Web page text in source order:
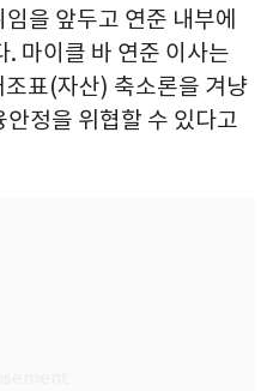
을 앞두고 연준 내부에
. 마이클 바 연준 이사는
표(자산) 축소론을 겨냥
정을 위협할 수 있다고